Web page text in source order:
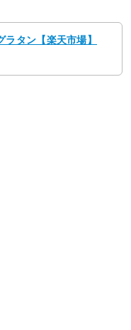
タン【楽天市場】